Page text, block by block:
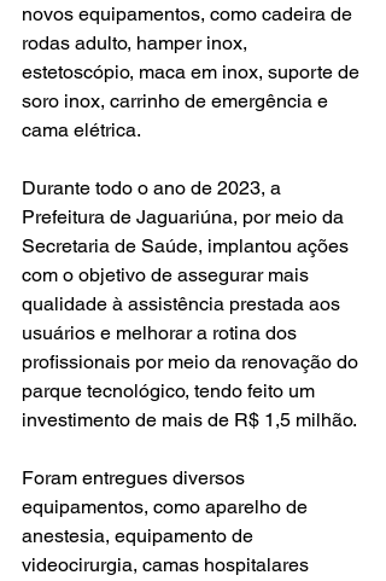
novos equipamentos, como cadeira de
rodas adulto, hamper inox,
estetoscópio, maca em inox, suporte de
soro inox, carrinho de emergência e
cama elétrica.
Durante todo o ano de 2023, a
Prefeitura de Jaguariúna, por meio da
Secretaria de Saúde, implantou ações
com o objetivo de assegurar mais
qualidade à assistência prestada aos
usuários e melhorar a rotina dos
profissionais por meio da renovação do
parque tecnológico, tendo feito um
investimento de mais de R$ 1,5 milhão.
Foram entregues diversos
equipamentos, como aparelho de
anestesia, equipamento de
videocirurgia, camas hospitalares